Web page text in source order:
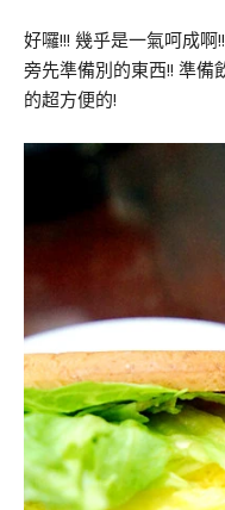
好囉!!! 幾乎是一氣呵成
旁先準備別的東西!! 準備
的超方便的!